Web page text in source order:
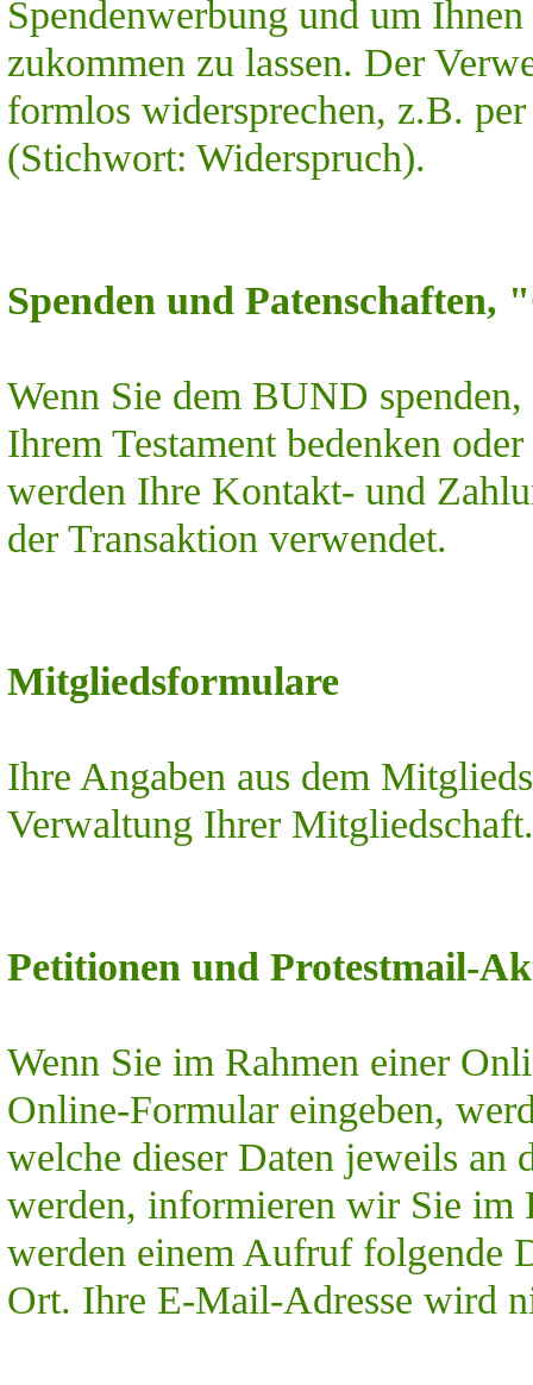
Spendenwerbung und um
zukommen zu lassen. Der
formlos widersprechen, z.B.
(Stichwort: Widerspruch).
Spenden und Patenschaften,
Wenn Sie dem BUND
Ihrem Testament bedenken
werden Ihre Kontakt- und
der Transaktion verwendet.
Mitgliedsformulare
Ihre Angaben aus dem
Verwaltung Ihrer
Petitionen und Protestmail-
Wenn Sie im Rahmen einer
Online-Formular eingeben,
welche dieser Daten jeweils an
werden, informieren wir Sie im
werden einem Aufruf folgende
Ort. Ihre E-Mail-Adresse wird